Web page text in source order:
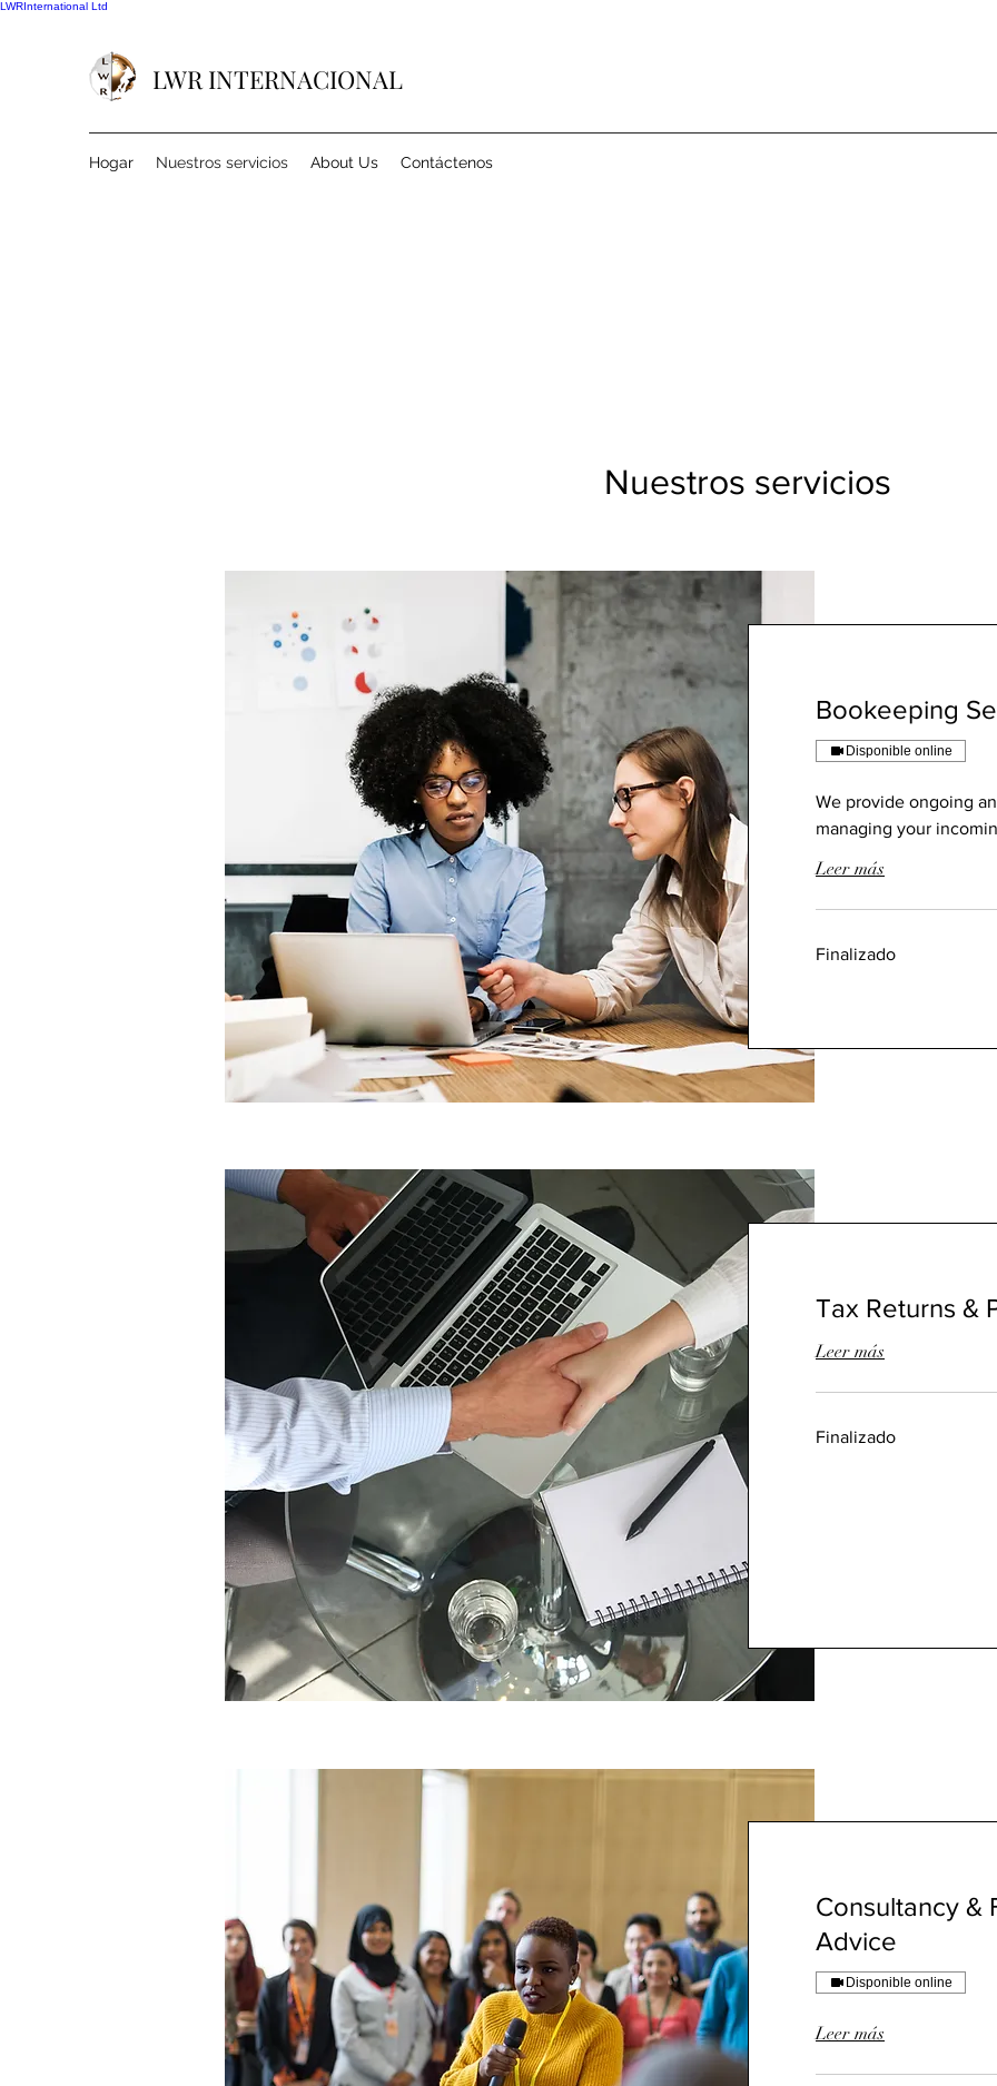
LWRInternational Ltd
LWR INTERNACIONAL
Hogar Nuestros servicios About Us Contáctenos
Nuestros servicios
Bookeeping
Disponible online
We provide ongoing
managing your
Leer más
Finalizado
Tax Returns &
Leer más
Finalizado
Consultancy &
Advice
Disponible online
Leer más